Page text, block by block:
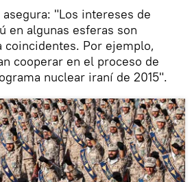
"Los intereses de
en algunas esferas son
coincidentes. Por ejemplo,
cooperar en el proceso de
nuclear iraní de 2015".